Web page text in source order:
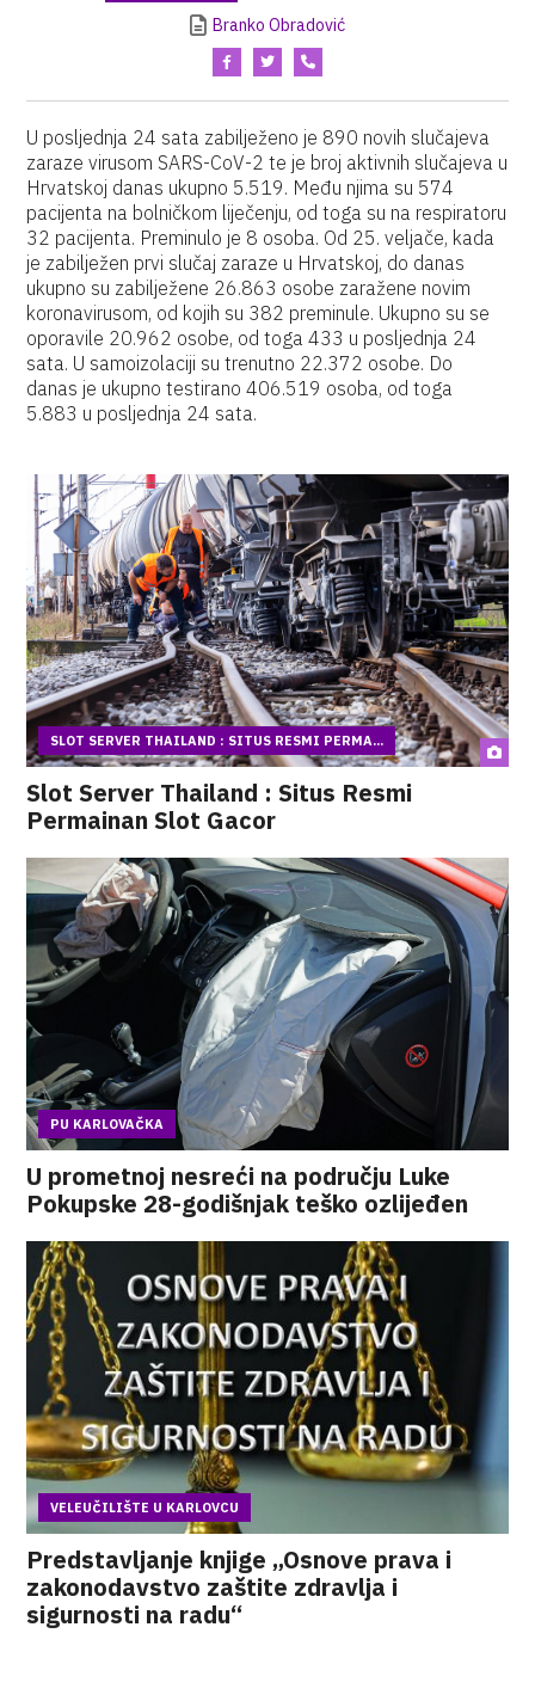
Branko Obradović
U posljednja 24 sata zabilježeno je 890 novih slučajeva
zaraze virusom SARS-CoV-2 te je broj aktivnih slučajeva u
Hrvatskoj danas ukupno 5.519. Među njima su 574
pacijenta na bolničkom liječenju, od toga su na respiratoru
32 pacijenta. Preminulo je 8 osoba. Od 25. veljače, kada
je zabilježen prvi slučaj zaraze u Hrvatskoj, do danas
ukupno su zabilježene 26.863 osobe zaražene novim
koronavirusom, od kojih su 382 preminule. Ukupno su se
oporavile 20.962 osobe, od toga 433 u posljednja 24
sata. U samoizolaciji su trenutno 22.372 osobe. Do
danas je ukupno testirano 406.519 osoba, od toga
5.883 u posljednja 24 sata.
SLOT SERVER THAILAND : SITUS RESMI PERMA...
Slot Server Thailand : Situs Resmi
Permainan Slot Gacor
PU KARLOVAČKA
U prometnoj nesreći na području Luke
Pokupske 28-godišnjak teško ozlijeđen
VELEUČILIŠTE U KARLOVCU
Predstavljanje knjige „Osnove prava i
zakonodavstvo zaštite zdravlja i
sigurnosti na radu“